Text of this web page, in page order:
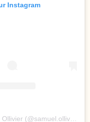
Instagram